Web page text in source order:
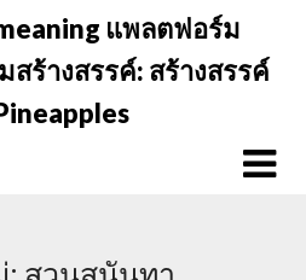
แพลตฟอร์ม
ร้างสรรค์: สร้างสรรค์
: สวนสุนันทา